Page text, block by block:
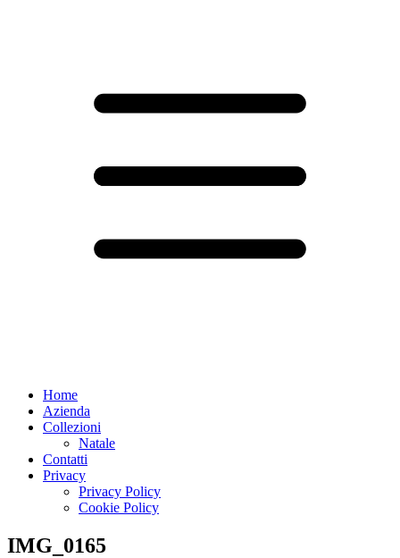
Home
Azienda
Collezioni
Natale
Contatti
Privacy
Privacy Policy
Cookie Policy
IMG_0165